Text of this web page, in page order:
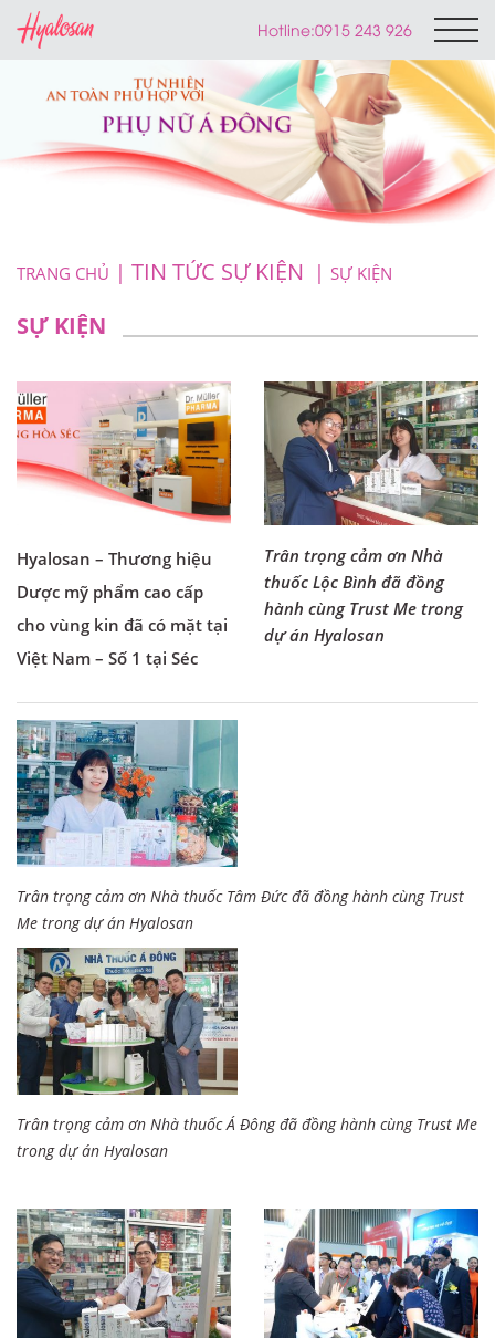
Hotline:0915 243 926
TRANG CHỦ TIN TỨC SỰ KIỆN SỰ KIỆN
SỰ KIỆN
Hyalosan – Thương hiệu
Dược mỹ phẩm cao cấp
cho vùng kin đã có mặt tại
Việt Nam – Số 1 tại Séc
Trân trọng cảm ơn Nhà
thuốc Lộc Bình đã đồng
hành cùng Trust Me trong
dự án Hyalosan
Trân trọng cảm ơn Nhà thuốc Tâm Đức đã đồng hành cùng Trust
Me trong dự án Hyalosan
Trân trọng cảm ơn Nhà thuốc Á Đông đã đồng hành cùng Trust Me
trong dự án Hyalosan